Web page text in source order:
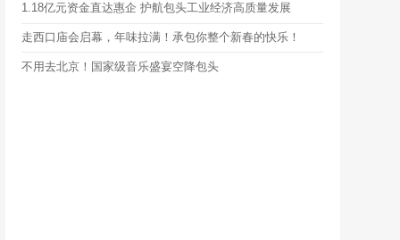
1.18亿元资金直达惠企 护航包头工业经济高质量发展
走西口庙会启幕，年味拉满！承包你整个新春的快乐！
不用去北京！国家级音乐盛宴空降包头